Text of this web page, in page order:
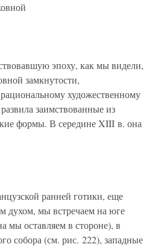
эпоху, как мы видели,
замкнутости,
художественному
заимствованные из
формы. В середине XIII в. она
ранней готики, еще
духом, мы встречаем на юге
мы оставляем в стороне), в
собора (см. рис. 222), западные